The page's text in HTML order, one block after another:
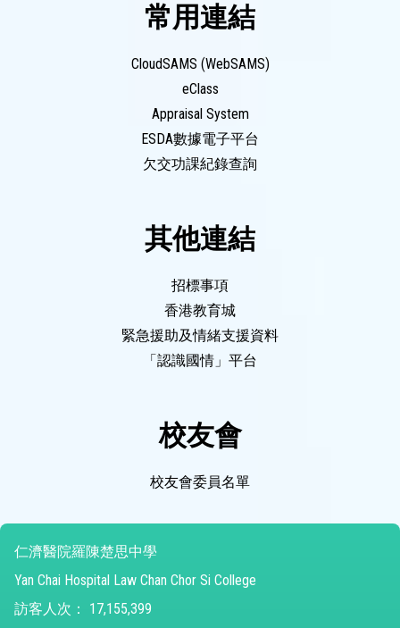
常用連結
CloudSAMS (WebSAMS)
eClass
Appraisal System
ESDA數據電子平台
欠交功課紀錄查詢
其他連結
招標事項
香港教育城
緊急援助及情緒支援資料
「認識國情」平台
校友會
校友會委員名單
仁濟醫院羅陳楚思中學
Yan Chai Hospital Law Chan Chor Si College
訪客人次：
17,155,399